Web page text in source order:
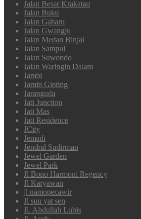
Jalan Besar Krakatau
Jalan Buku
Jalan Gaharu
Jalan Gwangju
Jalan Medan Binjai
Jalan Sampul
Jalan Suwondo
Jalan Waringin Dalam
Jambi
Jamin Ginting
Jaranguda
Jati Junction
Jati Mas
Jati Residence
JCity
Jemadi
Jendral Sudirman
Jewel Garden
Jewel Park
Jl Bono Harmoni Regency
Jl Karyawan
jl namopecawir
Jl sun yat sen
Jl. Abdullah Lubis